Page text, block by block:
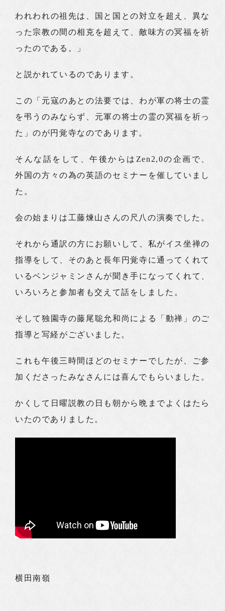
われわれの祖先は、国と国との対立を超え、異な
った宗教の間の相克を超えて、敵味方の冥福を祈
ったのである。」
と説かれているのであります。
この「元寇のあとの法要では、わが軍の将士の霊
を弔うのみならず、元軍の将士の霊の冥福を祈っ
た」のが円覚寺なのであります。
そんな話をして、午後からはZen2,0の企画で、
外国の方々の為の英語のセミナーを催していまし
た。
会の始まりは工藤煉山さんの尺八の演奏でした。
それから通訳の方にお願いして、私がイス坐禅の
指導をして、そのあと長年円覚寺に通ってくれて
いるベンジャミンさんが聞き手になってくれて、
いろいろと参加者も交えて話をしました。
そして独園寺の藤尾聡允和尚による「動禅」のご
指導と写経がございました。
これも午後三時間ほどのセミナーでしたが、ご参
加くださったみなさんには喜んでもらいました。
かくして日曜説教の日も朝から晩までよくはたら
いたのでありました。
横田南嶺